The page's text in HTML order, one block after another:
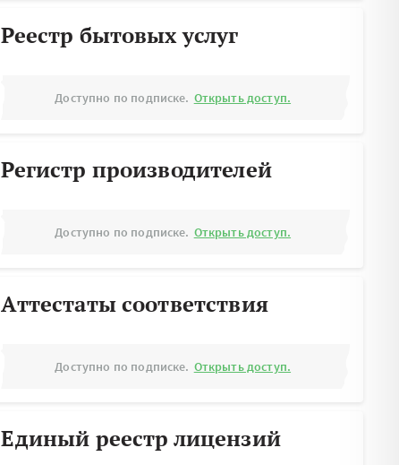
Реестр бытовых услуг
Доступно по подписке. Открыть доступ.
Регистр производителей
Доступно по подписке. Открыть доступ.
Аттестаты соответствия
Доступно по подписке. Открыть доступ.
Единый реестр лицензий